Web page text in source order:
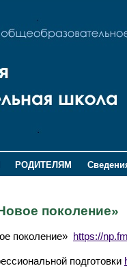
РОДИТЕЛЯМ
поколение»
поколение» https://
подготовки